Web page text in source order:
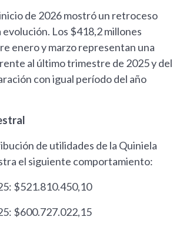
de 2026 mostró un retroceso
Los $418,2 millones
enero y marzo representan una
al último trimestre de 2025 y del
con igual período del año
de utilidades de la Quiniela
el siguiente comportamiento:
$521.810.450,10
$600.727.022,15